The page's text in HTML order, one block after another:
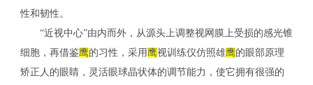
性和韧性。
“近视中心”由内而外，从源头上调整视网膜上受损的感光锥
细胞，再借鉴鹰的习性，采用 鹰视训练仪仿照雄鹰的眼部原理
矫正人的眼睛，灵活眼球晶状体的调节能力，使它拥有很强的